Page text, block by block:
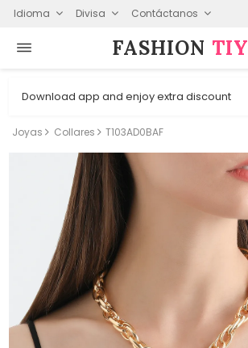
Idioma Divisa Contáctanos
FASHION⁠ TIY
Download app and enjoy extra discount
Joyas Collares T103AD0BAF